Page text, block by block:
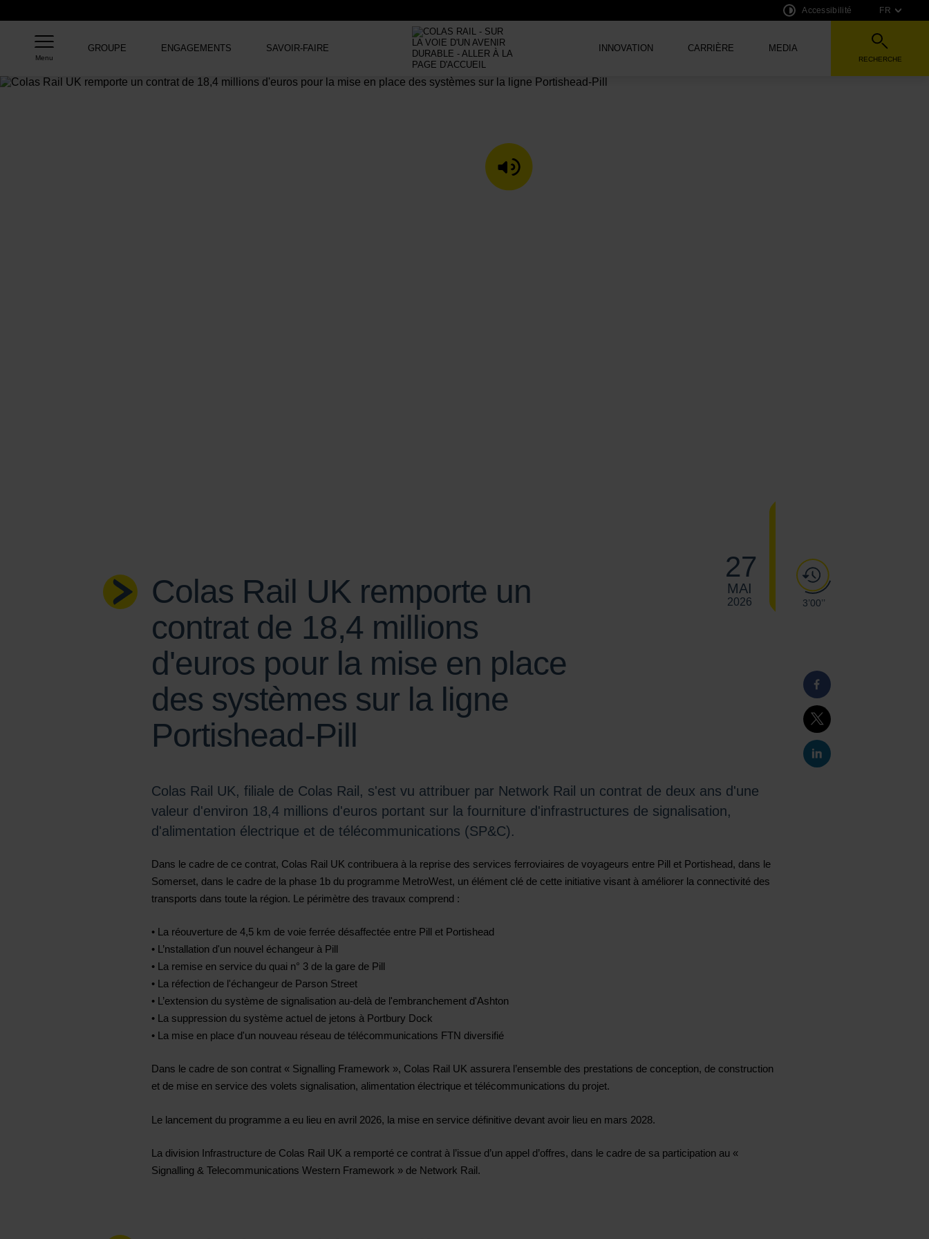
Accessibilité FR
Menu
GROUPE ENGAGEMENTS SAVOIR-FAIRE INNOVATION CARRIÈRE MEDIA
RECHERCHE
27
MAI
2026 3’00’’
Colas Rail UK remporte un
contrat de 18,4 millions
d'euros pour la mise en place
des systèmes sur la ligne
Portishead-Pill
Colas Rail UK, filiale de Colas Rail, s'est vu attribuer par Network Rail un contrat de deux ans d'une
valeur d'environ 18,4 millions d'euros portant sur la fourniture d'infrastructures de signalisation,
d'alimentation électrique et de télécommunications (SP&C).
Dans le cadre de ce contrat, Colas Rail UK contribuera à la reprise des services ferroviaires de voyageurs entre Pill et Portishead, dans le
Somerset, dans le cadre de la phase 1b du programme MetroWest, un élément clé de cette initiative visant à améliorer la connectivité des
transports dans toute la région. Le périmètre des travaux comprend :
• La réouverture de 4,5 km de voie ferrée désaffectée entre Pill et Portishead
• L’nstallation d'un nouvel échangeur à Pill
• La remise en service du quai n° 3 de la gare de Pill
• La réfection de l'échangeur de Parson Street
• L’extension du système de signalisation au-delà de l'embranchement d'Ashton
• La suppression du système actuel de jetons à Portbury Dock
• La mise en place d'un nouveau réseau de télécommunications FTN diversifié
Dans le cadre de son contrat « Signalling Framework », Colas Rail UK assurera l’ensemble des prestations de conception, de construction
et de mise en service des volets signalisation, alimentation électrique et télécommunications du projet.
Le lancement du programme a eu lieu en avril 2026, la mise en service définitive devant avoir lieu en mars 2028.
La division Infrastructure de Colas Rail UK a remporté ce contrat à l’issue d’un appel d’offres, dans le cadre de sa participation au «
Signalling & Telecommunications Western Framework » de Network Rail.